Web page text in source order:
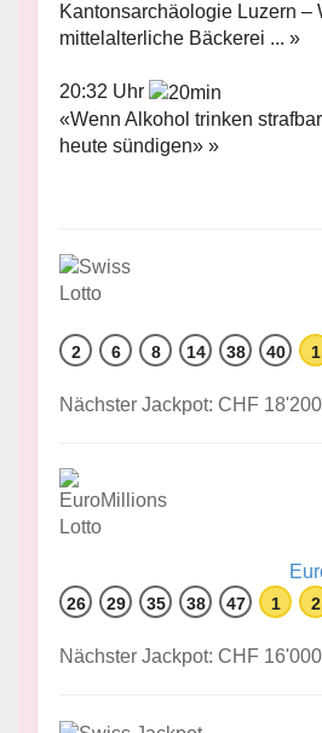
Kantonsarchäologie Luzern –
mittelalterliche Bäckerei ... »
20:32 Uhr
«Wenn Alkohol trinken
heute sündigen» »
2 6 8 14 38 40 1
Nächster Jackpot: CHF
26 29 35 38 47 1 2
Nächster Jackpot: CHF